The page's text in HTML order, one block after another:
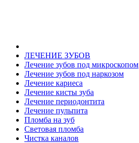
ЛЕЧЕНИЕ ЗУБОВ
Лечение зубов под микроскопом
Лечение зубов под наркозом
Лечение кариеса
Лечение кисты зуба
Лечение периодонтита
Лечение пульпита
Пломба на зуб
Световая пломба
Чистка каналов